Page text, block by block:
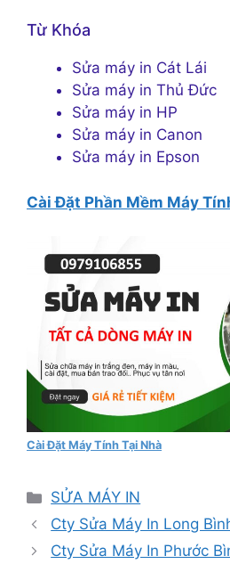
Từ Khóa
Sửa máy in Cát Lái
Sửa máy in Thủ Đức
Sửa máy in HP
Sửa máy in Canon
Sửa máy in Epson
Cài Đặt Phần Mềm Máy
Cài Đặt Máy Tính Tại Nhà
Danh
mục
SỬA MÁY IN
Cty Sửa Máy In Long
Cty Sửa Máy In Phước